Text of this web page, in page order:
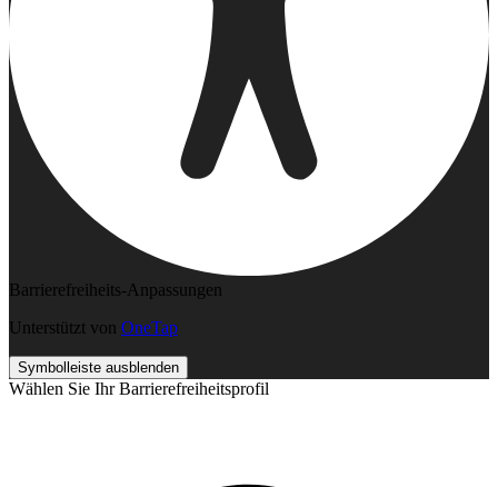
Barrierefreiheits-Anpassungen
Unterstützt von OneTap
Symbolleiste ausblenden
Wählen Sie Ihr Barrierefreiheitsprofil